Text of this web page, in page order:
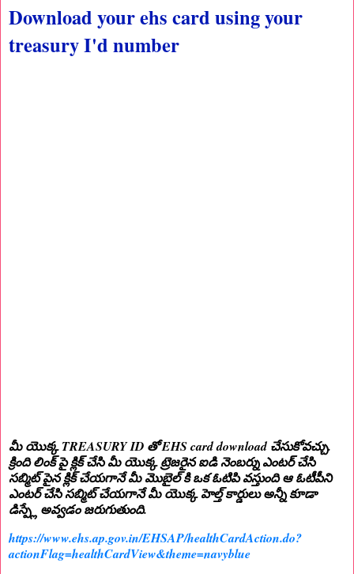
Download your ehs card using your
treasury I'd number
మీ యొక్క TREASURY ID తో EHS card download చేసుకోవచ్చు.
క్రింది లింక్ పై క్లిక్ చేసి మీ యొక్క ట్రెజరైన ఐడి నెంబర్ను ఎంటర్ చేసి
సబ్మిట్ పైన క్లిక్ చేయగానే మీ మొబైల్ కి ఒక ఓటిపి వస్తుంది ఆ ఓటీపీని
ఎంటర్ చేసి సబ్మిట్ చేయగానే మీ యొక్క హెల్త్ కార్డులు అన్నీ కూడా
డిస్ప్లే అవ్వడం జరుగుతుంది.
https://www.ehs.ap.gov.in/EHSAP/healthCardAction.do?
actionFlag=healthCardView&theme=navyblue